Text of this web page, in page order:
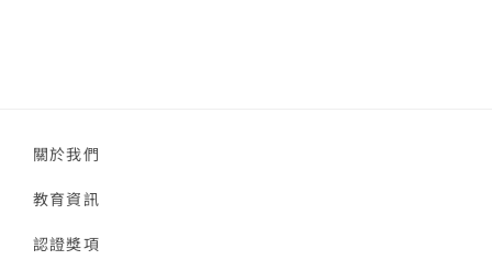
關於我們
教育資訊
認證獎項